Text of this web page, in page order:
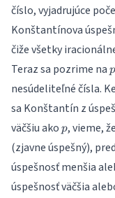
číslo, vyjadrujúce
Konštantínova
čiže všetky
Teraz sa pozrime na p
p
nesúdeliteľné čísla.
sa Konštantín z
väčšiu ako p
p, vieme,
(zjavne úspešný),
úspešnosť menšia
úspešnosť väčšia